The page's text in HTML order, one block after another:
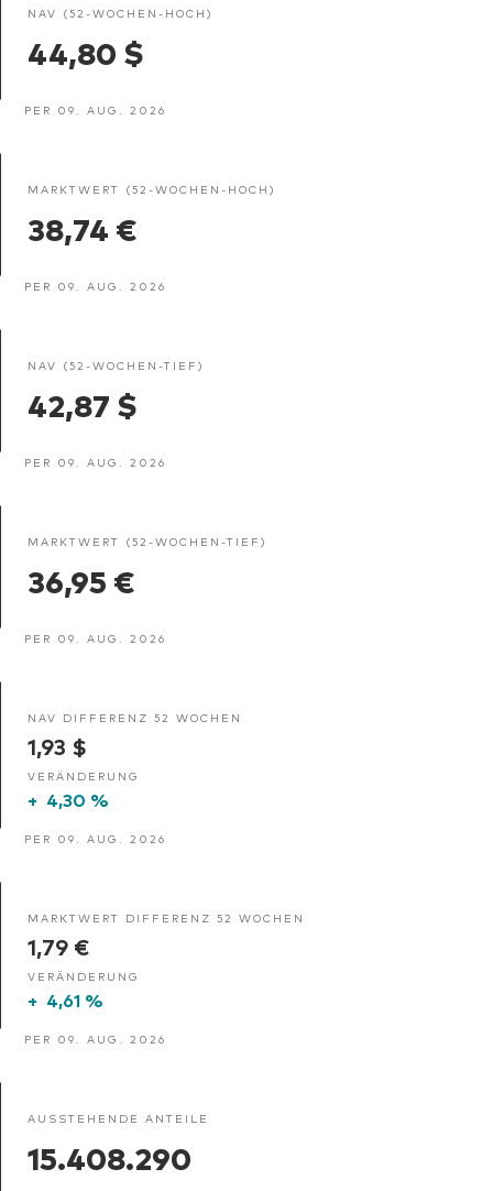
NAV (52-WOCHEN-HOCH)
44,80 $
PER 09. AUG. 2026
MARKTWERT (52-WOCHEN-HOCH)
38,74 €
PER 09. AUG. 2026
NAV (52-WOCHEN-TIEF)
42,87 $
PER 09. AUG. 2026
MARKTWERT (52-WOCHEN-TIEF)
36,95 €
PER 09. AUG. 2026
NAV DIFFERENZ 52 WOCHEN
1,93 $
VERÄNDERUNG
+ 4,30 %
PER 09. AUG. 2026
MARKTWERT DIFFERENZ 52 WOCHEN
1,79 €
VERÄNDERUNG
+ 4,61 %
PER 09. AUG. 2026
AUSSTEHENDE ANTEILE
15.408.290